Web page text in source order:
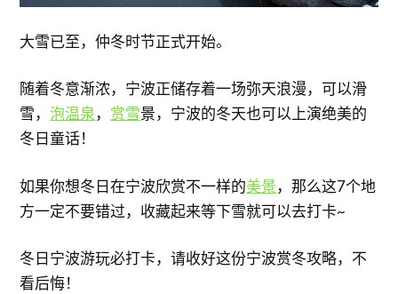
大雪已至，仲冬时节正式开始。
随着冬意渐浓，宁波正储存着一场弥天浪漫，可以滑
雪， 泡温泉， 赏雪景，宁波的冬天也可以上演绝美的
冬日童话！
如果你想冬日在宁波欣赏不一样的美景，那么这7个地
方一定不要错过，收藏起来等下雪就可以去打卡~
冬日宁波游玩必打卡，请收好这份宁波赏冬攻略，不
看后悔！